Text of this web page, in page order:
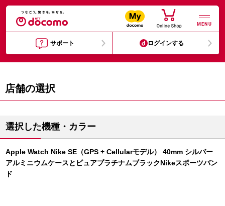
MENU
サポート ログインする
店舗の選択
選択した機種・カラー
Apple Watch Nike SE（GPS + Cellularモデル） 40mm シルバー
アルミニウムケースとピュアプラチナムブラックNikeスポーツバン
ド